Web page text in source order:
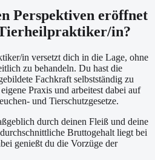
Perspektiven eröffnet
in?
in versetzt dich in die Lage, ohne
zu behandeln. Du hast die
Fachkraft selbstständig zu
Praxis und arbeitest dabei auf
und Tierschutzgesetze.
durch deinen Fleiß und deine
Bruttogehalt liegt bei
genießt du die Vorzüge der